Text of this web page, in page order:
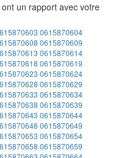
un rapport avec votre
0615870604
0615870609
0615870614
0615870619
0615870624
0615870629
0615870634
0615870639
0615870644
0615870649
0615870654
0615870659